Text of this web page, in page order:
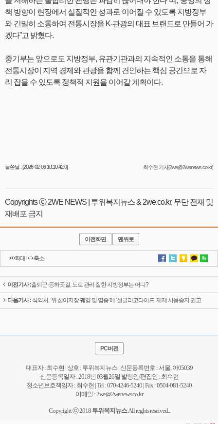
책 방향이 현장에서 실질적인 성과로 이어질 수 있도록 지방정부
와 긴밀히 소통하여 전통시장을 K-관광의 대표 브랜드로 만들어 가
겠다”고 밝혔다.
중기부는 앞으로도 지방정부, 유관기관과의 지속적인 소통을 통해
전통시장이 지역 경제와 관광을 함께 견인하는 핵심 공간으로 자
리 잡을 수 있도록 정책적 지원을 이어갈 계획이다.
글쓴날 : [2026-02-06 10:10:42.0] 최수현 기자[2we@2wenews.co.kr]
Copyrights ⓒ 2WE NEWS | 투위복지뉴스 & 2we.co.kr, 무단 전재 및
재배포 금지
이전화면 맨위로
확대 축소
이전기사 :출퇴근·등하굣길, 도로 관리 잘한 지방정부는 어디?
다음기사 : 식약처, ‘위.십이지장 궤양 및 염증’에 ‘설글리코타이드’ 제제 사용중지 권고
PC버전
대표자 : 최수현 | 상호 : 투위복지뉴스 | 신문등록번호 : 서울, 아05039
신문등록일자 : 2018년 03월26일 발행인/편집인 : 최수현
청소년보호책임자 : 최수현 | Tel : 070-4246-5240 | Fax : 0504-081-5240
이메일 : 2we@2wenews.co.kr
Copyright ⓒ 2018 투위복지뉴스All reghts reserved..